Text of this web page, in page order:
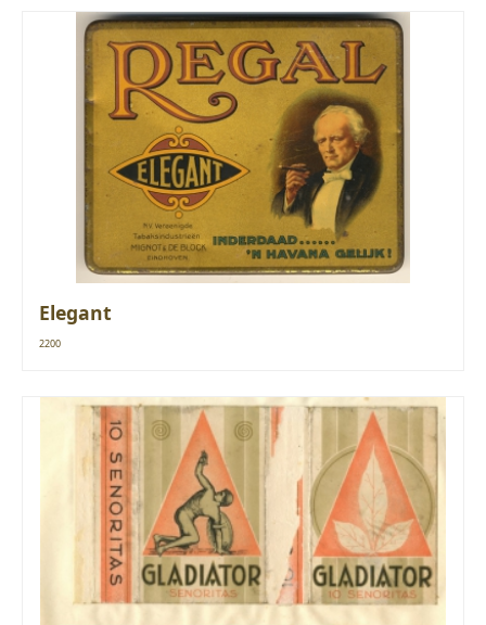
Elegant
2200